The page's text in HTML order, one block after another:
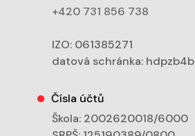
+420 731 856 738
IZO: 061385271
datová schránka: hdpzb4b
Čísla účtů
Škola: 2002620018/6000